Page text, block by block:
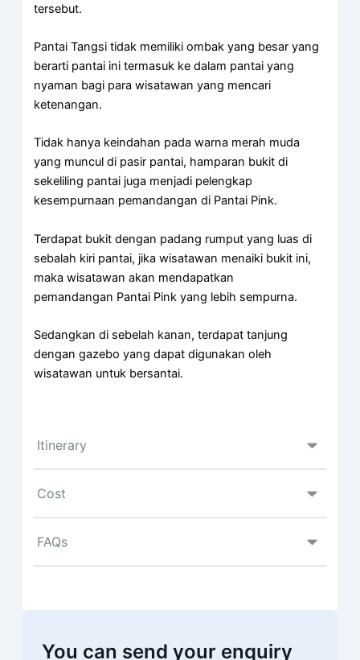
Itinerary
Cost
FAQs
tersebut.
Pantai Tangsi tidak memiliki ombak yang besar yang
berarti pantai ini termasuk ke dalam pantai yang
nyaman bagi para wisatawan yang mencari
ketenangan.
Tidak hanya keindahan pada warna merah muda
yang muncul di pasir pantai, hamparan bukit di
sekeliling pantai juga menjadi pelengkap
kesempurnaan pemandangan di Pantai Pink.
Terdapat bukit dengan padang rumput yang luas di
sebalah kiri pantai, jika wisatawan menaiki bukit ini,
maka wisatawan akan mendapatkan
pemandangan Pantai Pink yang lebih sempurna.
Sedangkan di sebelah kanan, terdapat tanjung
dengan gazebo yang dapat digunakan oleh
wisatawan untuk bersantai.
You can send your enquiry